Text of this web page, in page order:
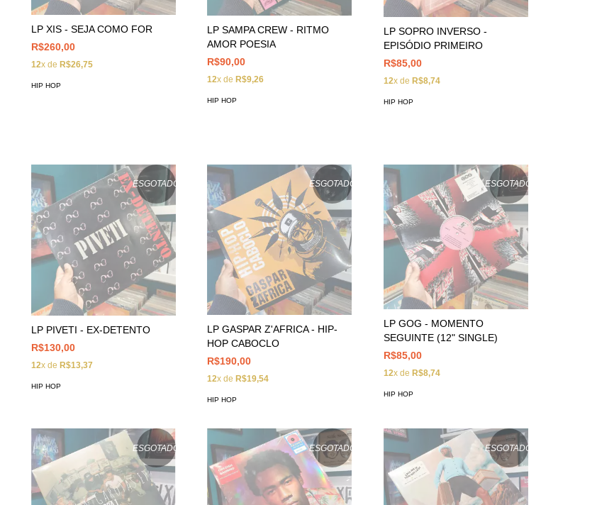
LP XIS - SEJA COMO FOR
R$260,00
12x de R$26,75
HIP HOP
LP SAMPA CREW - RITMO
AMOR POESIA
R$90,00
12x deR$9,26
HIP HOP
LP SOPRO INVERSO -
EPISÓDIO PRIMEIRO
R$85,00
12x de R$8,74
HIP HOP
ESGOTADO
LP PIVETI - EX-DETENTO
R$130,00
12x de R$13,37
HIP HOP
ESGOTADO
LP GASPAR Z'AFRICA - HIP-
HOP CABOCLO
R$190,00
12x de R$19,54
HIP HOP
ESGOTADO
LP GOG - MOMENTO
SEGUINTE (12" SINGLE)
R$85,00
12x deR$8,74
HIP HOP
ESGOTADO ESGOTADO ESGOTADO